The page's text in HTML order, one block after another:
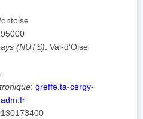
95000
(NUTS): Val-d'Oise
: greffe.ta-cergy-